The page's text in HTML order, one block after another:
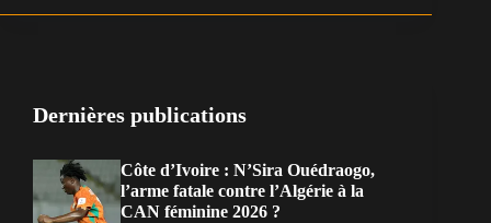
Dernières publications
Côte d’Ivoire : N’Sira Ouédraogo,
l’arme fatale contre l’Algérie à la
CAN féminine 2026 ?